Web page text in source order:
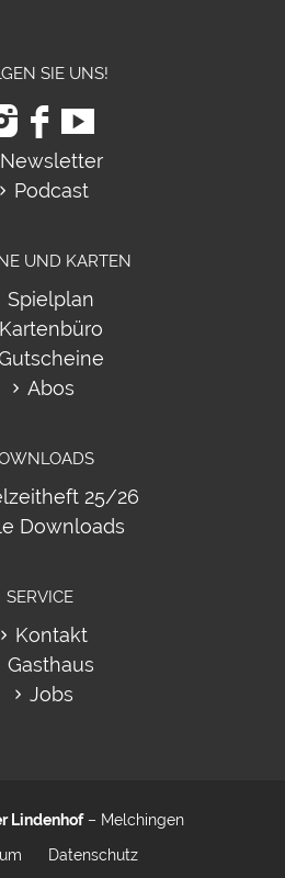
SIE UNS!
Newsletter
Podcast
UND KARTEN
Spielplan
Kartenbüro
Abos
25/26
Downloads
SERVICE
Kontakt
Gasthaus
Jobs
Lindenhof– Melchingen
Datenschutz